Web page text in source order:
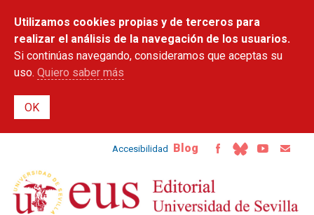
contenido
principal
Utilizamos cookies propias y de terceros para
realizar el análisis de la navegación de los usuarios.
Si continúas navegando, consideramos que aceptas su
uso. Quiero saber más
Accesibilidad Blog